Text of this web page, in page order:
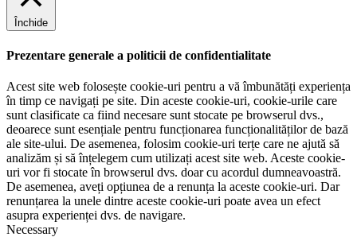
Închide
Prezentare generale a politicii de confidentialitate
Acest site web folosește cookie-uri pentru a vă îmbunătăți experiența
în timp ce navigați pe site. Din aceste cookie-uri, cookie-urile care
sunt clasificate ca fiind necesare sunt stocate pe browserul dvs.,
deoarece sunt esențiale pentru funcționarea funcționalităților de bază
ale site-ului. De asemenea, folosim cookie-uri terțe care ne ajută să
analizăm și să înțelegem cum utilizați acest site web. Aceste cookie-
uri vor fi stocate în browserul dvs. doar cu acordul dumneavoastră.
De asemenea, aveți opțiunea de a renunța la aceste cookie-uri. Dar
renunțarea la unele dintre aceste cookie-uri poate avea un efect
asupra experienței dvs. de navigare.
Necessary